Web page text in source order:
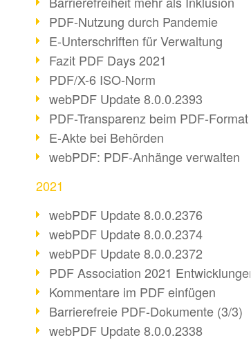
PDF-Nutzung durch Pandemie
E-Unterschriften für Verwaltung
Fazit PDF Days 2021
PDF/X-6 ISO-Norm
webPDF Update 8.0.0.2393
PDF-Transparenz beim PDF-Format
E-Akte bei Behörden
webPDF: PDF-Anhänge verwalten
2021
webPDF Update 8.0.0.2376
webPDF Update 8.0.0.2374
webPDF Update 8.0.0.2372
PDF Association 2021 Entwicklungen
Kommentare im PDF einfügen
Barrierefreie PDF-Dokumente (3/3)
webPDF Update 8.0.0.2338